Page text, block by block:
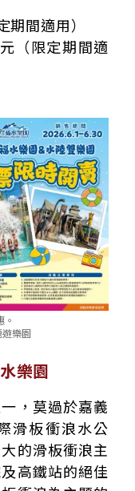
間適用）
（限定期間適
樂園
樂園
，莫過於嘉義
滑板衝浪水公
的滑板衝浪主
高鐵站的絕佳